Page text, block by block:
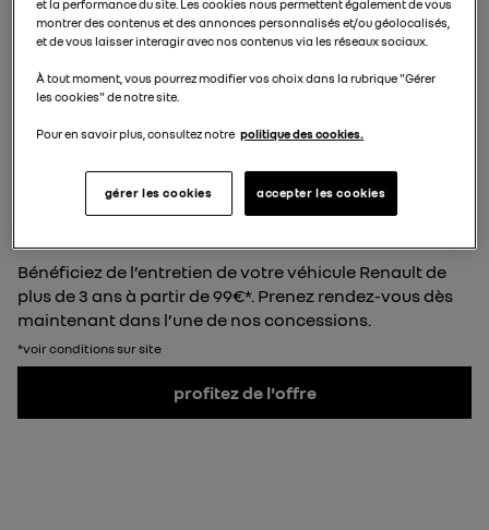
maintenant…
Dernière mise à jour le 5 mars 2026
Sommaire
Bénéficiez de l’entretien de votre véhicule Renault de
plus de 3 ans à partir de 99€*. Prenez rendez-vous dès
maintenant dans l’une de nos concessions.
*voir conditions sur site
profitez de l'offre
et la performance du site. Les cookies nous permettent également de vous
montrer des contenus et des annonces personnalisés et/ou géolocalisés,
et de vous laisser interagir avec nos contenus via les réseaux sociaux.
À tout moment, vous pourrez modifier vos choix dans la rubrique "Gérer
les cookies" de notre site.
Pour en savoir plus, consultez notre politique des cookies.
gérer les cookies accepter les cookies